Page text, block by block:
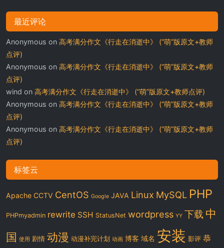
最近评论
Anonymous on 高考满分作文《行走在消逝中》 (“萌”版原文+教师
点评)
Anonymous on 高考满分作文《行走在消逝中》 (“萌”版原文+教师
点评)
wind on 高考满分作文《行走在消逝中》 (“萌”版原文+教师点评)
Anonymous on 高考满分作文《行走在消逝中》 (“萌”版原文+教师
点评)
Anonymous on 高考满分作文《行走在消逝中》 (“萌”版原文+教师
点评)
标签云
Apache CCTV CentOS Google JAVA Linux MySQL PHP
PHPmyadmin rewrite SSH StatusNet wordpress YY 下载 中
国 使用 剧情 动漫 动漫补完计划 动画 博客 域名 安装 影评 恭